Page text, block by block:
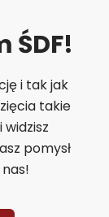
ŚDF!
i tak jak
takie
pomysł